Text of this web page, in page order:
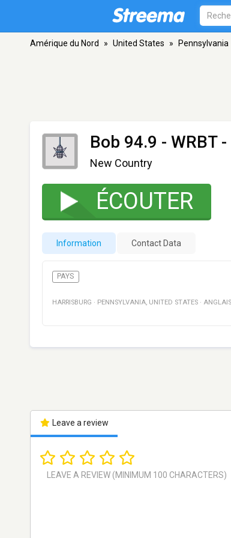
Amérique du Nord » United States » Pennsylvania
Bob 94.9 - WRBT-
New Country
ÉCOUTER
Information Contact Data
PAYS
HARRISBURG · PENNSYLVANIA, UNITED STATES · ANGLAIS
Leave a review